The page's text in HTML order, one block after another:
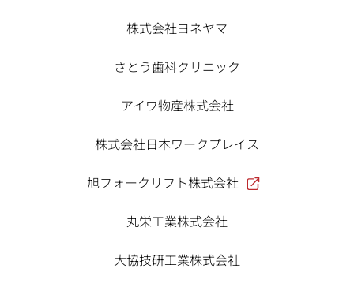
株式会社ヨネヤマ
さとう歯科クリニック
アイワ物産株式会社
株式会社日本ワークプレイス
旭フォークリフト株式会社
丸栄工業株式会社
大協技研工業株式会社